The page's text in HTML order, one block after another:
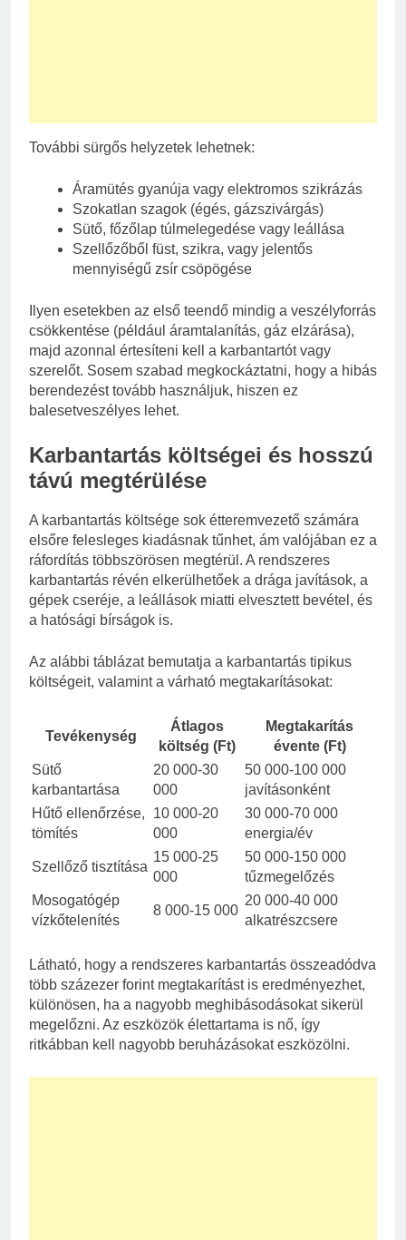
További sürgős helyzetek lehetnek:
Áramütés gyanúja vagy elektromos szikrázás
Szokatlan szagok (égés, gázszivárgás)
Sütő, főzőlap túlmelegedése vagy leállása
Szellőzőből füst, szikra, vagy jelentős
mennyiségű zsír csöpögése
Ilyen esetekben az első teendő mindig a veszélyforrás
csökkentése (például áramtalanítás, gáz elzárása),
majd azonnal értesíteni kell a karbantartót vagy
szerelőt. Sosem szabad megkockáztatni, hogy a hibás
berendezést tovább használjuk, hiszen ez
balesetveszélyes lehet.
Karbantartás költségei és hosszú
távú megtérülése
A karbantartás költsége sok étteremvezető számára
elsőre felesleges kiadásnak tűnhet, ám valójában ez a
ráfordítás többszörösen megtérül. A rendszeres
karbantartás révén elkerülhetőek a drága javítások, a
gépek cseréje, a leállások miatti elvesztett bevétel, és
a hatósági bírságok is.
Az alábbi táblázat bemutatja a karbantartás tipikus
költségeit, valamint a várható megtakarításokat:
Tevékenység
Átlagos
költség (Ft)
Megtakarítás
évente (Ft)
Sütő
karbantartása
20 000-30
000
50 000-100 000
javításonként
Hűtő ellenőrzése,
tömítés
10 000-20
000
30 000-70 000
energia/év
Szellőző tisztítása
15 000-25
000
50 000-150 000
tűzmegelőzés
Mosogatógép
vízkőtelenítés
8 000-15 000
20 000-40 000
alkatrészcsere
Látható, hogy a rendszeres karbantartás összeadódva
több százezer forint megtakarítást is eredményezhet,
különösen, ha a nagyobb meghibásodásokat sikerül
megelőzni. Az eszközök élettartama is nő, így
ritkábban kell nagyobb beruházásokat eszközölni.